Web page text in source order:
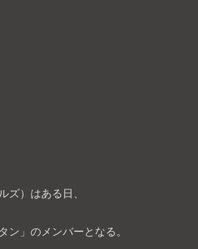
ズ）はある日、
ン」のメンバーとなる。